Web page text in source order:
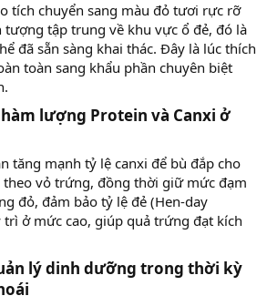
tích chuyển sang màu đỏ tươi rực rỡ
tượng tập trung về khu vực ổ đẻ, đó là
đã sẵn sàng khai thác. Đây là lúc thích
toàn sang khẩu phần chuyên biệt
lượng Protein và Canxi ở
tăng mạnh tỷ lệ canxi để bù đắp cho
vỏ trứng, đồng thời giữ mức đạm
đỏ, đảm bảo tỷ lệ đẻ (Hen-day
ở mức cao, giúp quả trứng đạt kích
lý dinh dưỡng trong thời kỳ